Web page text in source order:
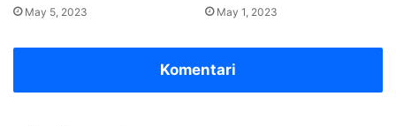
May 5, 2023 May 1, 2023
Komentari